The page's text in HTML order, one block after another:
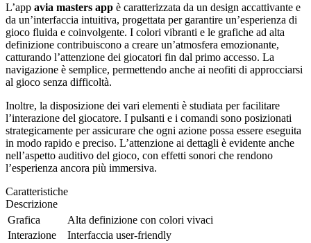
L’app avia masters app è caratterizzata da un design accattivante e
da un’interfaccia intuitiva, progettata per garantire un’esperienza di
gioco fluida e coinvolgente. I colori vibranti e le grafiche ad alta
definizione contribuiscono a creare un’atmosfera emozionante,
catturando l’attenzione dei giocatori fin dal primo accesso. La
navigazione è semplice, permettendo anche ai neofiti di approcciarsi
al gioco senza difficoltà.
Inoltre, la disposizione dei vari elementi è studiata per facilitare
l’interazione del giocatore. I pulsanti e i comandi sono posizionati
strategicamente per assicurare che ogni azione possa essere eseguita
in modo rapido e preciso. L’attenzione ai dettagli è evidente anche
nell’aspetto auditivo del gioco, con effetti sonori che rendono
l’esperienza ancora più immersiva.
Caratteristiche
Descrizione
Grafica
Alta definizione con colori vivaci
Interazione
Interfaccia user-friendly